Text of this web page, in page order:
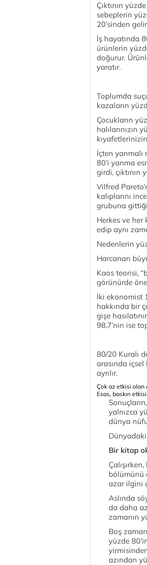
Çıktının
sebeplerin
20’sinden
İş hayatında
ürünlerin
doğurur.
yaratır.
Toplumda
kazaların
Çocukların
halılarınızın
İçten yanmalı
80’i yanma
girdi, çıktının
Vilfred
kalıplarını
grubuna
Herkes ve
edip aynı
Nedenlerin
Harcanan
Kaos teorisi,
görünürde
İki ekonomist
hakkında bir
gişe
98,7’nin ise
80/20 Kuralı
arasında
ayrılır.
Çok az etkisi olan
Esas, baskın
yalnızca
dünya
Bir kitap
bölümünü
azar ilgini
Aslında
da daha
zamanın
Boş
yüzde
azından